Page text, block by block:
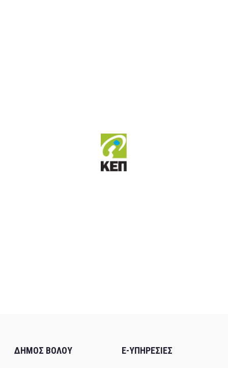
ΔΗΜΟΣ ΒΟΛΟΥ E-ΥΠΗΡΕΣΙΕΣ